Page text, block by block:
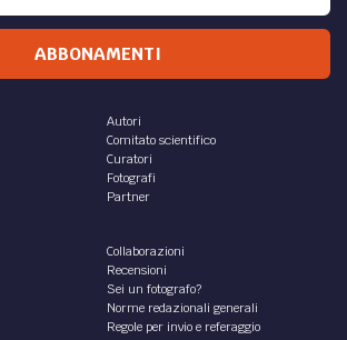
ABBONAMENTI
Autori
Comitato scientifico
Curatori
Fotografi
Partner
Collaborazioni
Recensioni
Sei un fotografo?
Norme redazionali generali
Regole per invio e referaggio